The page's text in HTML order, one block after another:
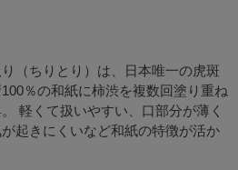
（ちりとり）は、日本唯一の虎斑
％の和紙に柿渋を複数回塗り重ね
軽くて扱いやすい、口部分が薄く
起きにくいなど和紙の特徴が活か